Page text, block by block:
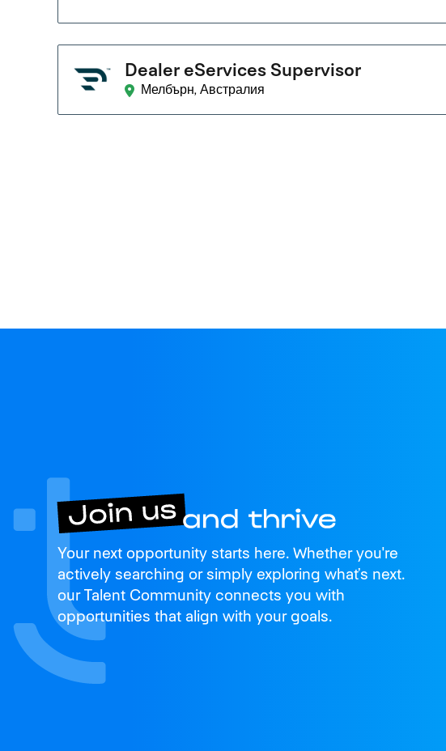
Dealer eServices Supervisor
Мелбърн, Австралия
Join us
and thrive
Your next opportunity starts here. Whether you're
actively searching or simply exploring what’s next.
our Talent Community connects you with
opportunities that align with your goals.